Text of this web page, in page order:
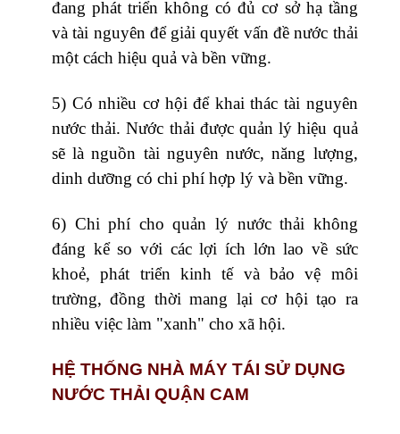
đang phát triển không có đủ cơ sở hạ tầng
và tài nguyên để giải quyết vấn đề nước thải
một cách hiệu quả và bền vững.
5) Có nhiều cơ hội để khai thác tài nguyên
nước thải. Nước thải được quản lý hiệu quả
sẽ là nguồn tài nguyên nước, năng lượng,
dinh dưỡng có chi phí hợp lý và bền vững.
6) Chi phí cho quản lý nước thải không
đáng kể so với các lợi ích lớn lao về sức
khoẻ, phát triển kinh tế và bảo vệ môi
trường, đồng thời mang lại cơ hội tạo ra
nhiều việc làm "xanh" cho xã hội.
HỆ THỐNG NHÀ MÁY TÁI SỬ DỤNG
NƯỚC THẢI QUẬN CAM